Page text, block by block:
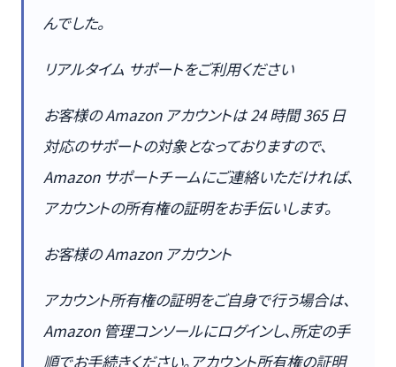
んでした。
リアルタイム サポートをご利用ください
お客様の Amazon アカウントは 24 時間 365 日
対応のサポートの対象となっておりますので、
Amazon サポートチームにご連絡いただければ、
アカウントの所有権の証明をお手伝いします。
お客様の Amazon アカウント
アカウント所有権の証明をご自身で行う場合は、
Amazon 管理コンソールにログインし、所定の手
順でお手続きください。アカウント所有権の証明